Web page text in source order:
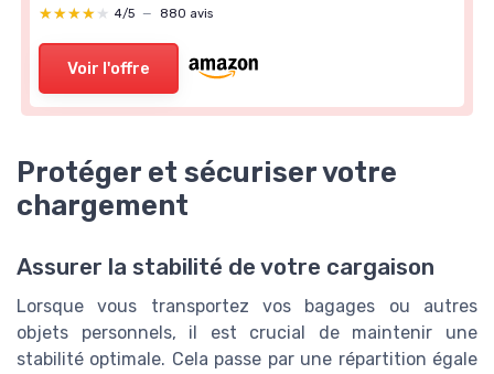
★★★★★
★★★★★ 4/5 — 880 avis
Voir l'offre
Protéger et sécuriser votre
chargement
Assurer la stabilité de votre cargaison
Lorsque vous transportez vos bagages ou autres
objets personnels, il est crucial de maintenir une
stabilité optimale. Cela passe par une répartition égale